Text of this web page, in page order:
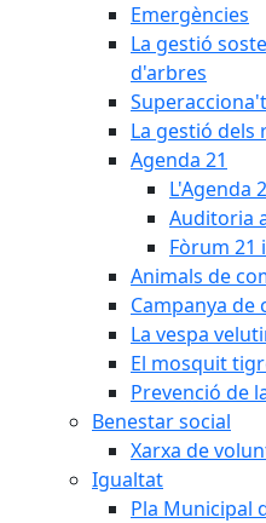
Emergències
La gestió
d'arbres
Superacciona't
La gestió dels
Agenda 21
L'Agenda
Auditoria
Fòrum 21
Animals de
Campanya
La vespa
El mosquit
Prevenció de
Benestar social
Xarxa de
Igualtat
Pla Municipal